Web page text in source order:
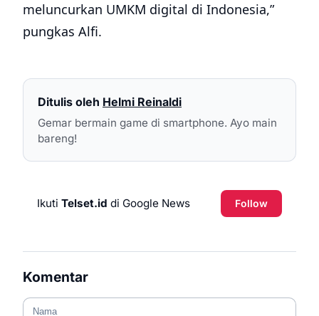
meluncurkan UMKM digital di Indonesia,”
pungkas Alfi.
Ditulis oleh Helmi Reinaldi
Gemar bermain game di smartphone. Ayo main
bareng!
Ikuti Telset.id di Google News Follow
Komentar